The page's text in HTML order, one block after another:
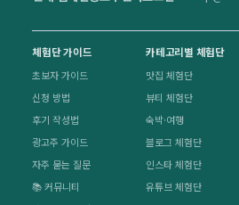
체험단 가이드
초보자 가이드
신청 방법
후기 작성법
광고주 가이드
자주 묻는 질문
📚 커뮤니티
카테고리별 체험단
맛집 체험단
뷰티 체험단
숙박·여행
블로그 체험단
인스타 체험단
유튜브 체험단